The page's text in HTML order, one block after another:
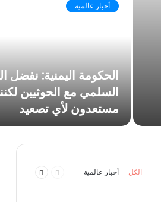
أخبار عالمية
الحكومة اليمنية: نفضل
السلمي مع الحوثيين
مستعدون لأي تصعيد
الكل أخبار عالمية
الصفحة